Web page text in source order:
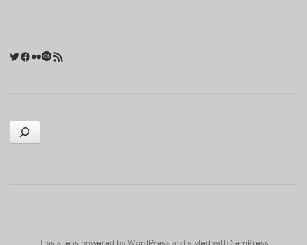
Twitter
Facebook
FlickrLast.fm
검색